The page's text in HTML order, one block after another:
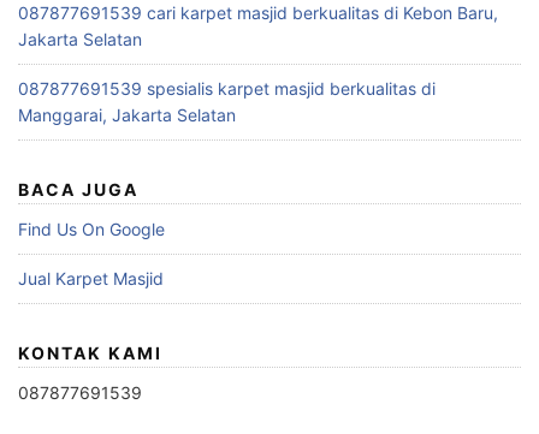
087877691539 cari karpet masjid berkualitas di Kebon Baru,
Jakarta Selatan
087877691539 spesialis karpet masjid berkualitas di
Manggarai, Jakarta Selatan
BACA JUGA
Find Us On Google
Jual Karpet Masjid
KONTAK KAMI
087877691539